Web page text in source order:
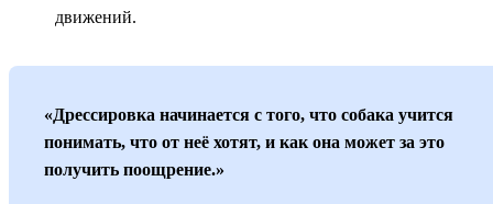
движений.
«Дрессировка начинается с того, что собака учится
понимать, что от неё хотят, и как она может за это
получить поощрение.»